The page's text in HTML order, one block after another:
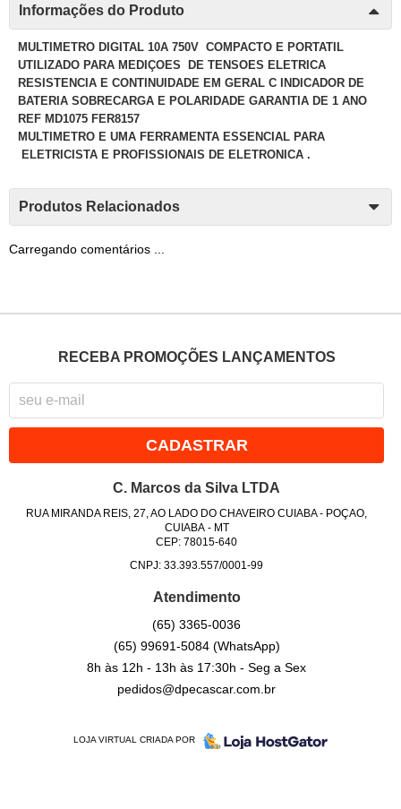
Informações do Produto
MULTIMETRO DIGITAL 10A 750V COMPACTO E PORTATIL
UTILIZADO PARA MEDIÇOES DE TENSOES ELETRICA
RESISTENCIA E CONTINUIDADE EM GERAL C INDICADOR DE
BATERIA SOBRECARGA E POLARIDADE GARANTIA DE 1 ANO
REF MD1075 FER8157
MULTIMETRO E UMA FERRAMENTA ESSENCIAL PARA
ELETRICISTA E PROFISSIONAIS DE ELETRONICA .
Produtos Relacionados
Carregando comentários ...
RECEBA PROMOÇÕES LANÇAMENTOS
CADASTRAR
C. Marcos da Silva LTDA
RUA MIRANDA REIS, 27, AO LADO DO CHAVEIRO CUIABA- POÇAO,
CUIABA- MT
CEP: 78015-640
CNPJ: 33.393.557/0001-99
Atendimento
(65) 3365-0036
(65) 99691-5084 (WhatsApp)
8h às 12h - 13h às 17:30h - Seg a Sex
pedidos@dpecascar.com.br
LOJA VIRTUAL CRIADA POR